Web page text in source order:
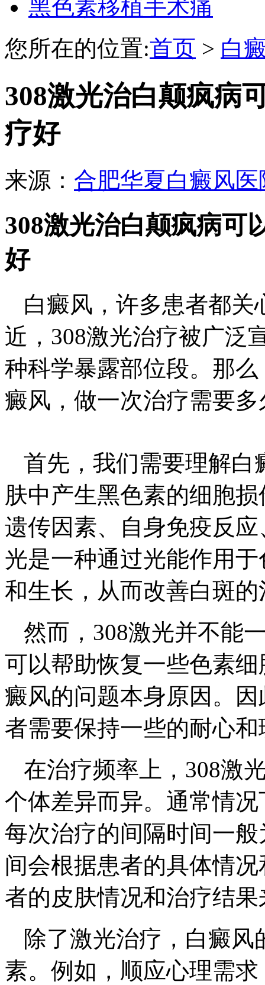
黑色素移植手术痛
您所在的位置:首页 > 白
308激光治白颠疯病
疗好
来源： 合肥华夏白癜风医
308激光治白颠疯病可
好
白癜风，许多患者都
近，308激光治疗被广泛
种科学暴露部位段。那
癜风，做一次治疗需要多
首先，我们需要理解白
肤中产生黑色素的细胞
遗传因素、自身免疫反
光是一种通过光能作用
和生长，从而改善白斑
然而，308激光并不能
可以帮助恢复一些色素
癜风的问题本身原因。
者需要保持一些的耐心
在治疗频率上，308激
个体差异而异。通常情
每次治疗的间隔时间一
间会根据患者的具体情
者的皮肤情况和治疗结
除了激光治疗，白癜
素。例如，顺应心理需